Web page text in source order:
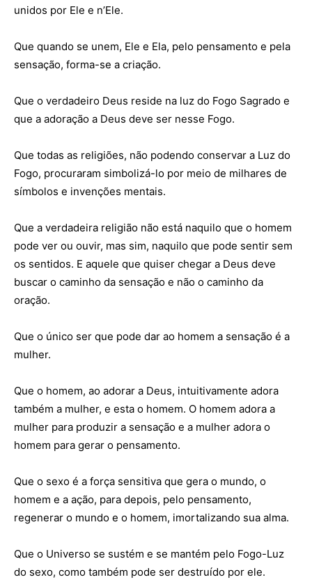
unidos por Ele e n’Ele.
Que quando se unem, Ele e Ela, pelo pensamento e pela
sensação, forma-se a criação.
Que o verdadeiro Deus reside na luz do Fogo Sagrado e
que a adoração a Deus deve ser nesse Fogo.
Que todas as religiões, não podendo conservar a Luz do
Fogo, procuraram simbolizá-lo por meio de milhares de
símbolos e invenções mentais.
Que a verdadeira religião não está naquilo que o homem
pode ver ou ouvir, mas sim, naquilo que pode sentir sem
os sentidos. E aquele que quiser chegar a Deus deve
buscar o caminho da sensação e não o caminho da
oração.
Que o único ser que pode dar ao homem a sensação é a
mulher.
Que o homem, ao adorar a Deus, intuitivamente adora
também a mulher, e esta o homem. O homem adora a
mulher para produzir a sensação e a mulher adora o
homem para gerar o pensamento.
Que o sexo é a força sensitiva que gera o mundo, o
homem e a ação, para depois, pelo pensamento,
regenerar o mundo e o homem, imortalizando sua alma.
Que o Universo se sustém e se mantém pelo Fogo-Luz
do sexo, como também pode ser destruído por ele.